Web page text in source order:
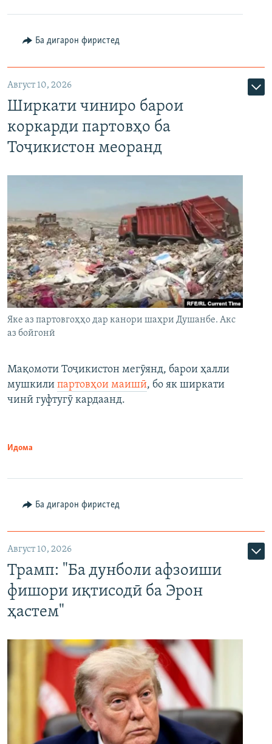
Ба дигарон фиристед
Август 10, 2026
Ширкати чиниро барои
коркарди партовҳо ба
Тоҷикистон меоранд
Яке аз партовгоҳҳо дар канори шаҳри Душанбе. Акс
аз бойгонӣ
Мақомоти Тоҷикистон мегӯянд, барои ҳалли
мушкили партовҳои маишӣ, бо як ширкати
чинӣ гуфтугӯ кардаанд.
Идома
Ба дигарон фиристед
Август 10, 2026
Трамп: "Ба дунболи афзоиши
фишори иқтисодӣ ба Эрон
ҳастем"